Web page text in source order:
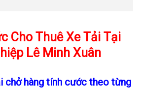
Cho Thuê Xe Tải Tại
Lê Minh Xuân
chở hàng tính cước theo từng